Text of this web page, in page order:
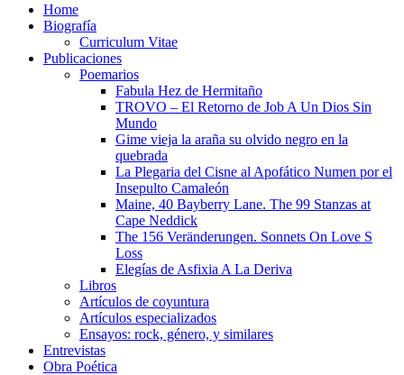
Home
Biografía
Curriculum Vitae​
Publicaciones
Poemarios
Fabula Hez de Hermitaño
TROVO – El Retorno de Job A Un Dios Sin
Mundo
Gime vieja la araña su olvido negro en la
quebrada
La Plegaria del Cisne al Apofático Numen por el
Insepulto Camaleón
Maine, 40 Bayberry Lane. The 99 Stanzas at
Cape Neddick
The 156 Veränderungen. Sonnets On Love S
Loss
Elegías de Asfixia A La Deriva
Libros
Artículos de coyuntura
Artículos especializados
Ensayos: rock, género, y similares
Entrevistas
Obra Poética